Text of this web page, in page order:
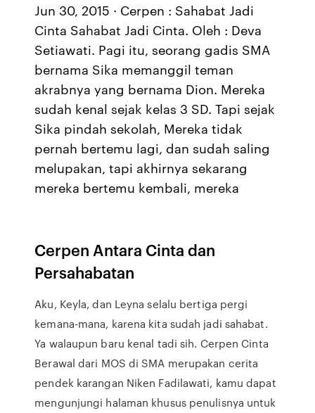
Jun 30, 2015 · Cerpen : Sahabat Jadi
Cinta Sahabat Jadi Cinta. Oleh : Deva
Setiawati. Pagi itu, seorang gadis SMA
bernama Sika memanggil teman
akrabnya yang bernama Dion. Mereka
sudah kenal sejak kelas 3 SD. Tapi sejak
Sika pindah sekolah, Mereka tidak
pernah bertemu lagi, dan sudah saling
melupakan, tapi akhirnya sekarang
mereka bertemu kembali, mereka
Cerpen Antara Cinta dan
Persahabatan
Aku, Keyla, dan Leyna selalu bertiga pergi
kemana-mana, karena kita sudah jadi sahabat.
Ya walaupun baru kenal tadi sih. Cerpen Cinta
Berawal dari MOS di SMA merupakan cerita
pendek karangan Niken Fadilawati, kamu dapat
mengunjungi halaman khusus penulisnya untuk